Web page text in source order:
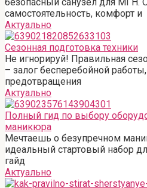
самостоятельность, комфорт и
Актуально
Сезонная подготовка техники
Не игнорируй! Правильная
– залог бесперебойной
предотвращения
Актуально
Полный гид по выбору
маникюра
Мечтаешь о безупречном
идеальный стартовый набор
гайд
Актуально